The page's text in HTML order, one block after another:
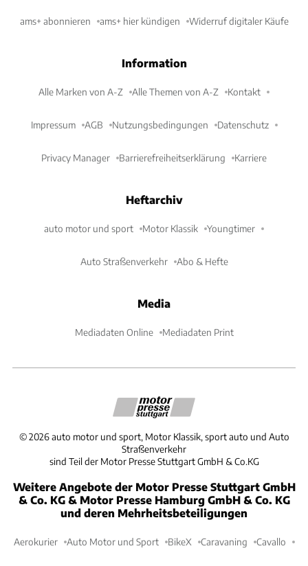
ams+ abonnieren ams+ hier kündigen Widerruf digitaler Käufe
Information
Alle Marken von A-Z Alle Themen von A-Z Kontakt
Impressum AGB Nutzungsbedingungen Datenschutz
Privacy Manager Barrierefreiheitserklärung Karriere
Heftarchiv
auto motor und sport Motor Klassik Youngtimer
Auto Straßenverkehr Abo & Hefte
Media
Mediadaten Online Mediadaten Print
©2026 auto motor und sport, Motor Klassik, sport auto und Auto
Straßenverkehr
sind Teil der Motor Presse Stuttgart GmbH & Co.KG
Weitere Angebote der Motor Presse Stuttgart GmbH
& Co. KG & Motor Presse Hamburg GmbH & Co. KG
und deren Mehrheitsbeteiligungen
Aerokurier Auto Motor und Sport BikeX Caravaning Cavallo